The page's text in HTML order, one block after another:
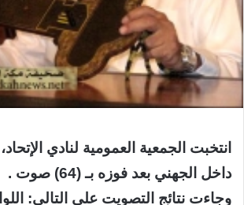
انتخبت الجمعية العمومية لنادي
داخل الجهني بعد فوزه بـ (64) صوت .
وجاءت نتائج التصويت على التالي: